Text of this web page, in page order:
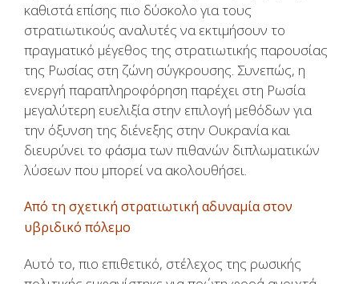
καθιστά επίσης πιο δύσκολο για τους
στρατιωτικούς αναλυτές να εκτιμήσουν το
πραγματικό μέγεθος της στρατιωτικής παρουσίας
της Ρωσίας στη ζώνη σύγκρουσης. Συνεπώς, η
ενεργή παραπληροφόρηση παρέχει στη Ρωσία
μεγαλύτερη ευελιξία στην επιλογή μεθόδων για
την όξυνση της διένεξης στην Ουκρανία και
διευρύνει το φάσμα των πιθανών διπλωματικών
λύσεων που μπορεί να ακολουθήσει.
Από τη σχετική στρατιωτική αδυναμία στον
υβριδικό πόλεμο
Αυτό το, πιο επιθετικό, στέλεχος της ρωσικής